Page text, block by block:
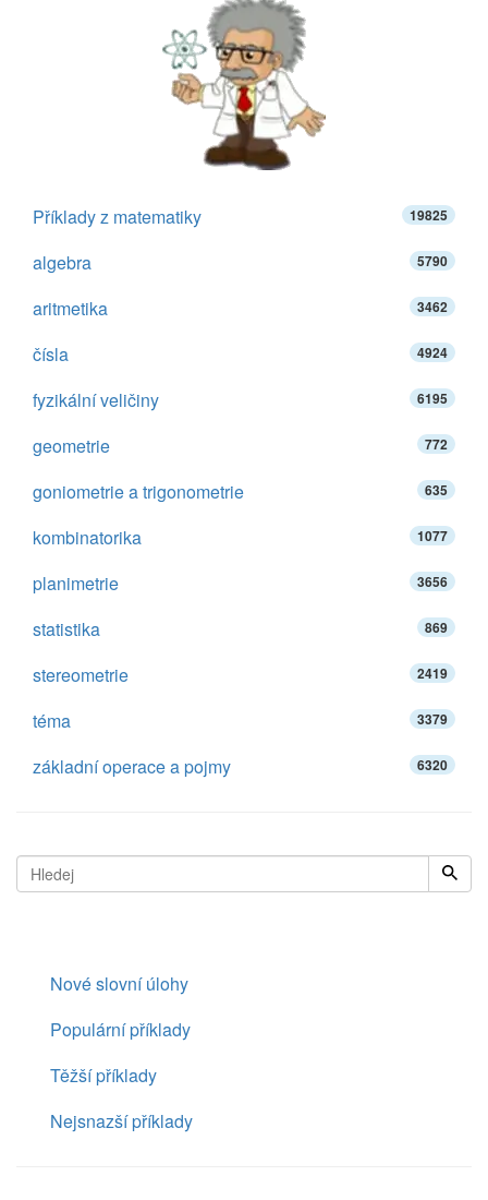
Příklady z matematiky 19825
algebra 5790
aritmetika 3462
čísla 4924
fyzikální veličiny 6195
geometrie 772
goniometrie a trigonometrie 635
kombinatorika 1077
planimetrie 3656
statistika 869
stereometrie 2419
téma 3379
základní operace a pojmy 6320
Nové slovní úlohy
Populární příklady
Těžší příklady
Nejsnazší příklady